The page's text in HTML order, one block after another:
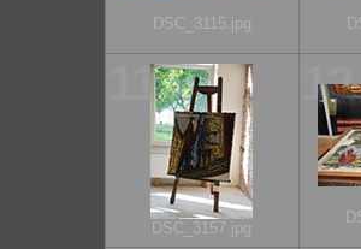
DSC_3115.jpg
11
DSC_3157.jpg
12